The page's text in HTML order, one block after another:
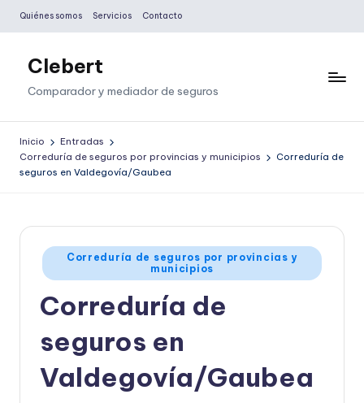
Saltar
contenido
Quiénes somos Servicios Contacto
Clebert
Comparador y mediador de seguros
Inicio
Entradas
Correduría de seguros por provincias y municipios
Correduría de
seguros en Valdegovía/Gaubea
Publicado
en
Correduría de seguros por provincias y
municipios
Correduría de
seguros en
Valdegovía/Gaubea